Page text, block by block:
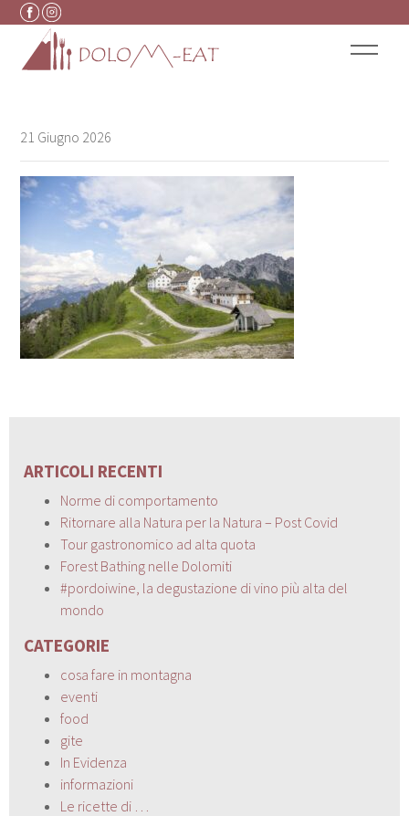
Vai al contenuto
21 Giugno 2026
ARTICOLI RECENTI
Norme di comportamento
Ritornare alla Natura per la Natura – Post Covid
Tour gastronomico ad alta quota
Forest Bathing nelle Dolomiti
#pordoiwine, la degustazione di vino più alta del
mondo
CATEGORIE
cosa fare in montagna
eventi
food
gite
In Evidenza
informazioni
Le ricette di …